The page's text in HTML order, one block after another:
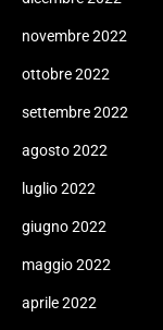
novembre 2022
ottobre 2022
settembre 2022
agosto 2022
luglio 2022
giugno 2022
maggio 2022
aprile 2022